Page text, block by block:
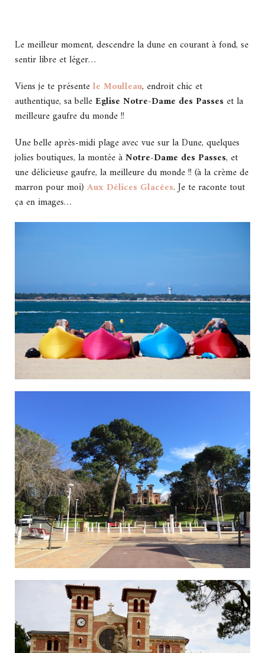
Le meilleur moment, descendre la dune en courant à fond, se
sentir libre et léger…
Viens je te présentele Moulleau, endroit chic et
authentique, sa belle Eglise Notre-Dame des Passes et la
meilleure gaufre du monde !!
Une belle après-midi plage avec vue sur la Dune, quelques
jolies boutiques, la montée àNotre-Dame des Passes, et
une délicieuse gaufre, la meilleure du monde !! (à la crème de
marron pour moi) Aux Délices Glacées. Je te raconte tout
ça en images…